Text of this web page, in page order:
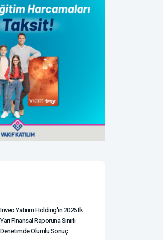
Inveo Yatırım Holding'in 2026 Ilk
Yarı Finansal Raporuna Sınırlı
Denetimde Olumlu Sonuç